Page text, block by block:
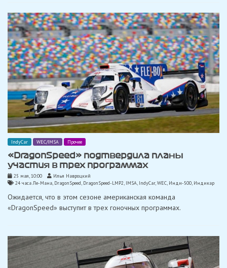
IndyCar WEC/IMSA Прочее
«DragonSpeed» ​​подтвердила планы
участия в трех программах
25 мая, 10:00
Илья Навроцкий
24 часа Ле-Мана, DragonSpeed, DragonSpeed-LMP2, IMSA, IndyCar,WEC, Инди-500, Индикар
Ожидается, что в этом сезоне американская команда
«DragonSpeed» ​​выступит в трех гоночных программах.